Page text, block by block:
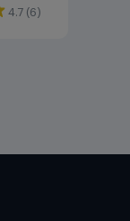
4.7 (6)